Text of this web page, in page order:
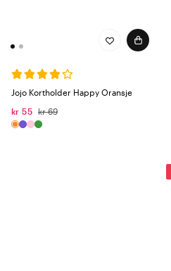
Jojo Kortholder Happy Oransje
kr 55 kr 69